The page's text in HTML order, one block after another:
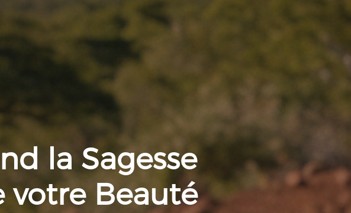
la Sagesse
votre Beauté